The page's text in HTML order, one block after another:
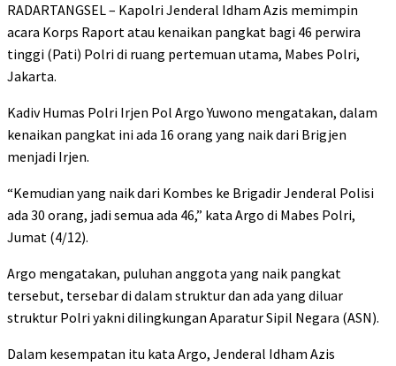
RADARTANGSEL – Kapolri Jenderal Idham Azis memimpin
acara Korps Raport atau kenaikan pangkat bagi 46 perwira
tinggi (Pati) Polri di ruang pertemuan utama, Mabes Polri,
Jakarta.
Kadiv Humas Polri Irjen Pol Argo Yuwono mengatakan, dalam
kenaikan pangkat ini ada 16 orang yang naik dari Brigjen
menjadi Irjen.
“Kemudian yang naik dari Kombes ke Brigadir Jenderal Polisi
ada 30 orang, jadi semua ada 46,” kata Argo di Mabes Polri,
Jumat (4/12).
Argo mengatakan, puluhan anggota yang naik pangkat
tersebut, tersebar di dalam struktur dan ada yang diluar
struktur Polri yakni dilingkungan Aparatur Sipil Negara (ASN).
Dalam kesempatan itu kata Argo, Jenderal Idham Azis